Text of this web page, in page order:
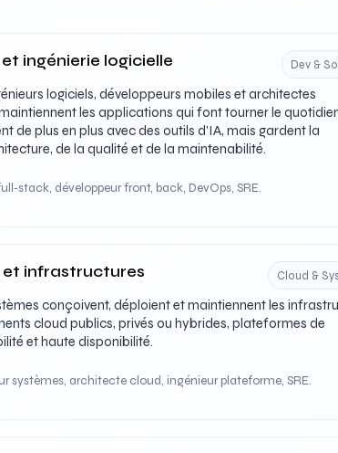
ingénierie logicielle Dev &
logiciels, développeurs mobiles et architectes
les applications qui font tourner le
de plus en plus avec des outils d’IA, mais gardent la
de la qualité et de la maintenabilité.
développeur front, back, DevOps, SRE.
et infrastructures Cloud &
conçoivent, déploient et maintiennent les
cloud publics, privés ou hybrides, plateformes de
et haute disponibilité.
systèmes, architecte cloud, ingénieur plateforme, SRE.